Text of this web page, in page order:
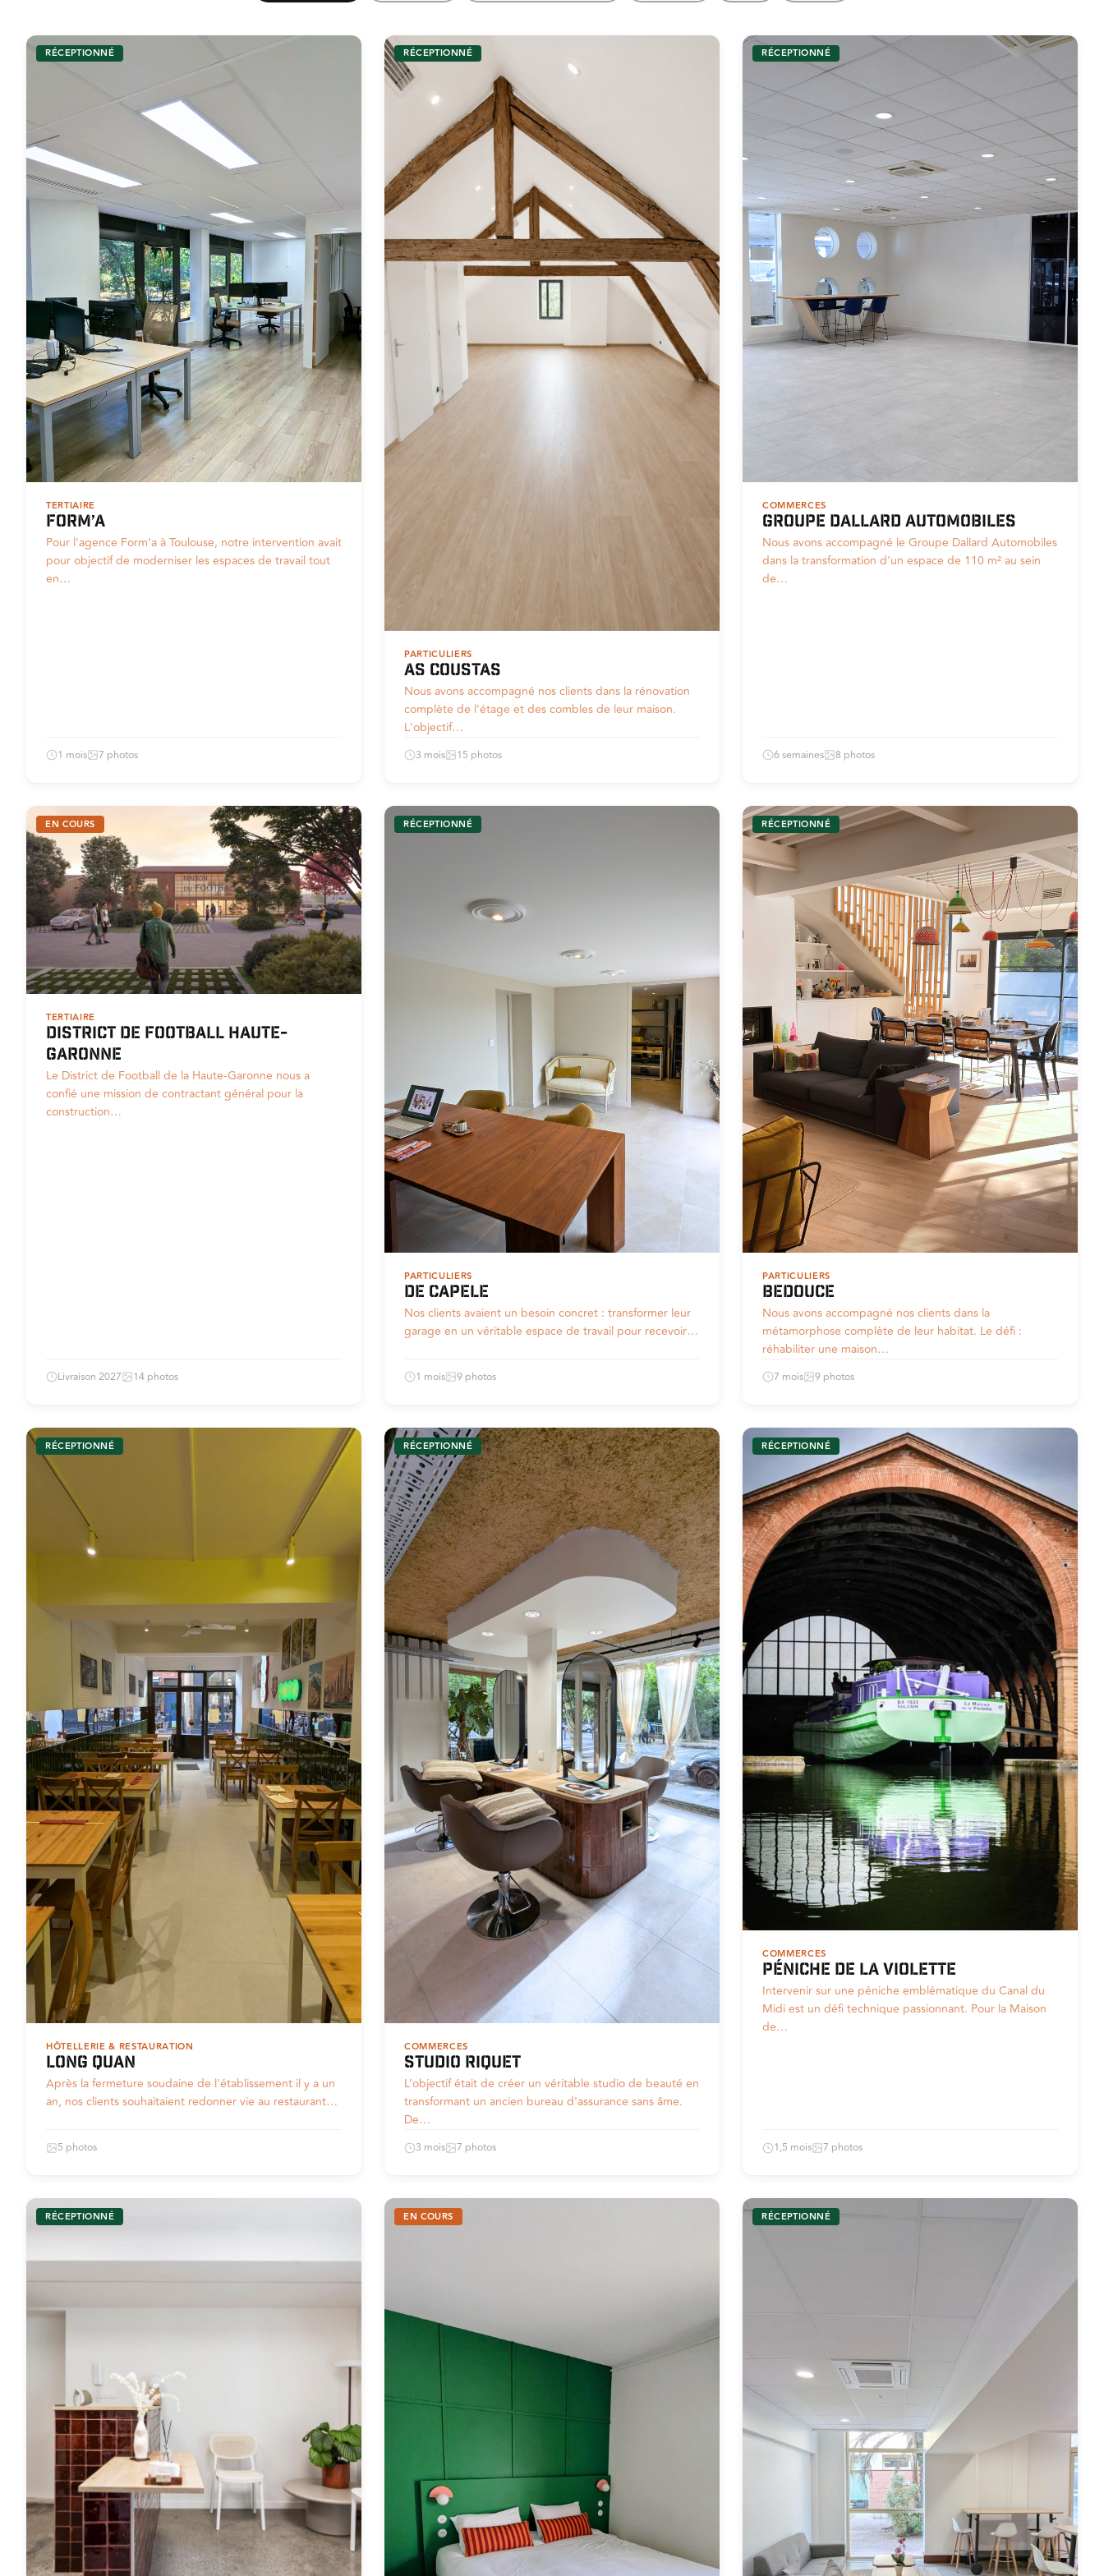
RÉCEPTIONNÉ
TERTIAIRE
Form’a
Pour l'agence Form’a à Toulouse, notre intervention avait
pour objectif de moderniser les espaces de travail tout
en…
1 mois 7 photos
RÉCEPTIONNÉ
PARTICULIERS
As Coustas
Nous avons accompagné nos clients dans la rénovation
complète de l'étage et des combles de leur maison.
L'objectif…
3 mois 15 photos
RÉCEPTIONNÉ
COMMERCES
Groupe Dallard Automobiles
Nous avons accompagné le Groupe Dallard Automobiles
dans la transformation d'un espace de 110 m² au sein
de…
6 semaines 8 photos
EN COURS
TERTIAIRE
District de football Haute-
Garonne
Le District de Football de la Haute-Garonne nous a
confié une mission de contractant général pour la
construction…
Livraison 2027 14 photos
RÉCEPTIONNÉ
PARTICULIERS
De Capele
Nos clients avaient un besoin concret : transformer leur
garage en un véritable espace de travail pour recevoir…
1 mois 9 photos
RÉCEPTIONNÉ
PARTICULIERS
Bedouce
Nous avons accompagné nos clients dans la
métamorphose complète de leur habitat. Le défi :
réhabiliter une maison…
7 mois 9 photos
RÉCEPTIONNÉ
HÔTELLERIE & RESTAURATION
LONG QUAN
Après la fermeture soudaine de l'établissement il y a un
an, nos clients souhaitaient redonner vie au restaurant…
5 photos
RÉCEPTIONNÉ
COMMERCES
Studio Riquet
L’objectif était de créer un véritable studio de beauté en
transformant un ancien bureau d'assurance sans âme.
De…
3 mois 7 photos
RÉCEPTIONNÉ
COMMERCES
Péniche de la violette
Intervenir sur une péniche emblématique du Canal du
Midi est un défi technique passionnant. Pour la Maison
de…
1,5 mois 7 photos
RÉCEPTIONNÉ EN COURS RÉCEPTIONNÉ